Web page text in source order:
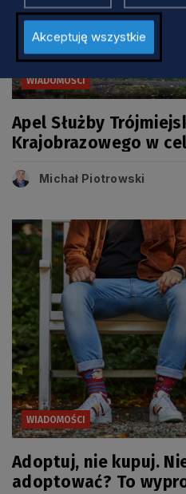
WIADOMOŚCI
Apel Służby
Krajobrazowego w
Michał Piotrowski
WIADOMOŚCI
Adoptuj, nie kupuj.
adoptować? To
Akceptuję wszystkie